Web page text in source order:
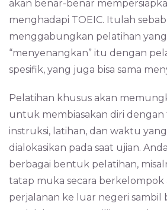
akan benar-benar
menghadapi TOEIC. Itulah
menggabungkan pelatihan yang
“menyenangkan” itu dengan
spesifik, yang juga bisa sama
Pelatihan khusus akan
untuk membiasakan diri dengan
instruksi, latihan, dan waktu
dialokasikan pada saat ujian.
berbagai bentuk pelatihan,
tatap muka secara
perjalanan ke luar negeri sambil